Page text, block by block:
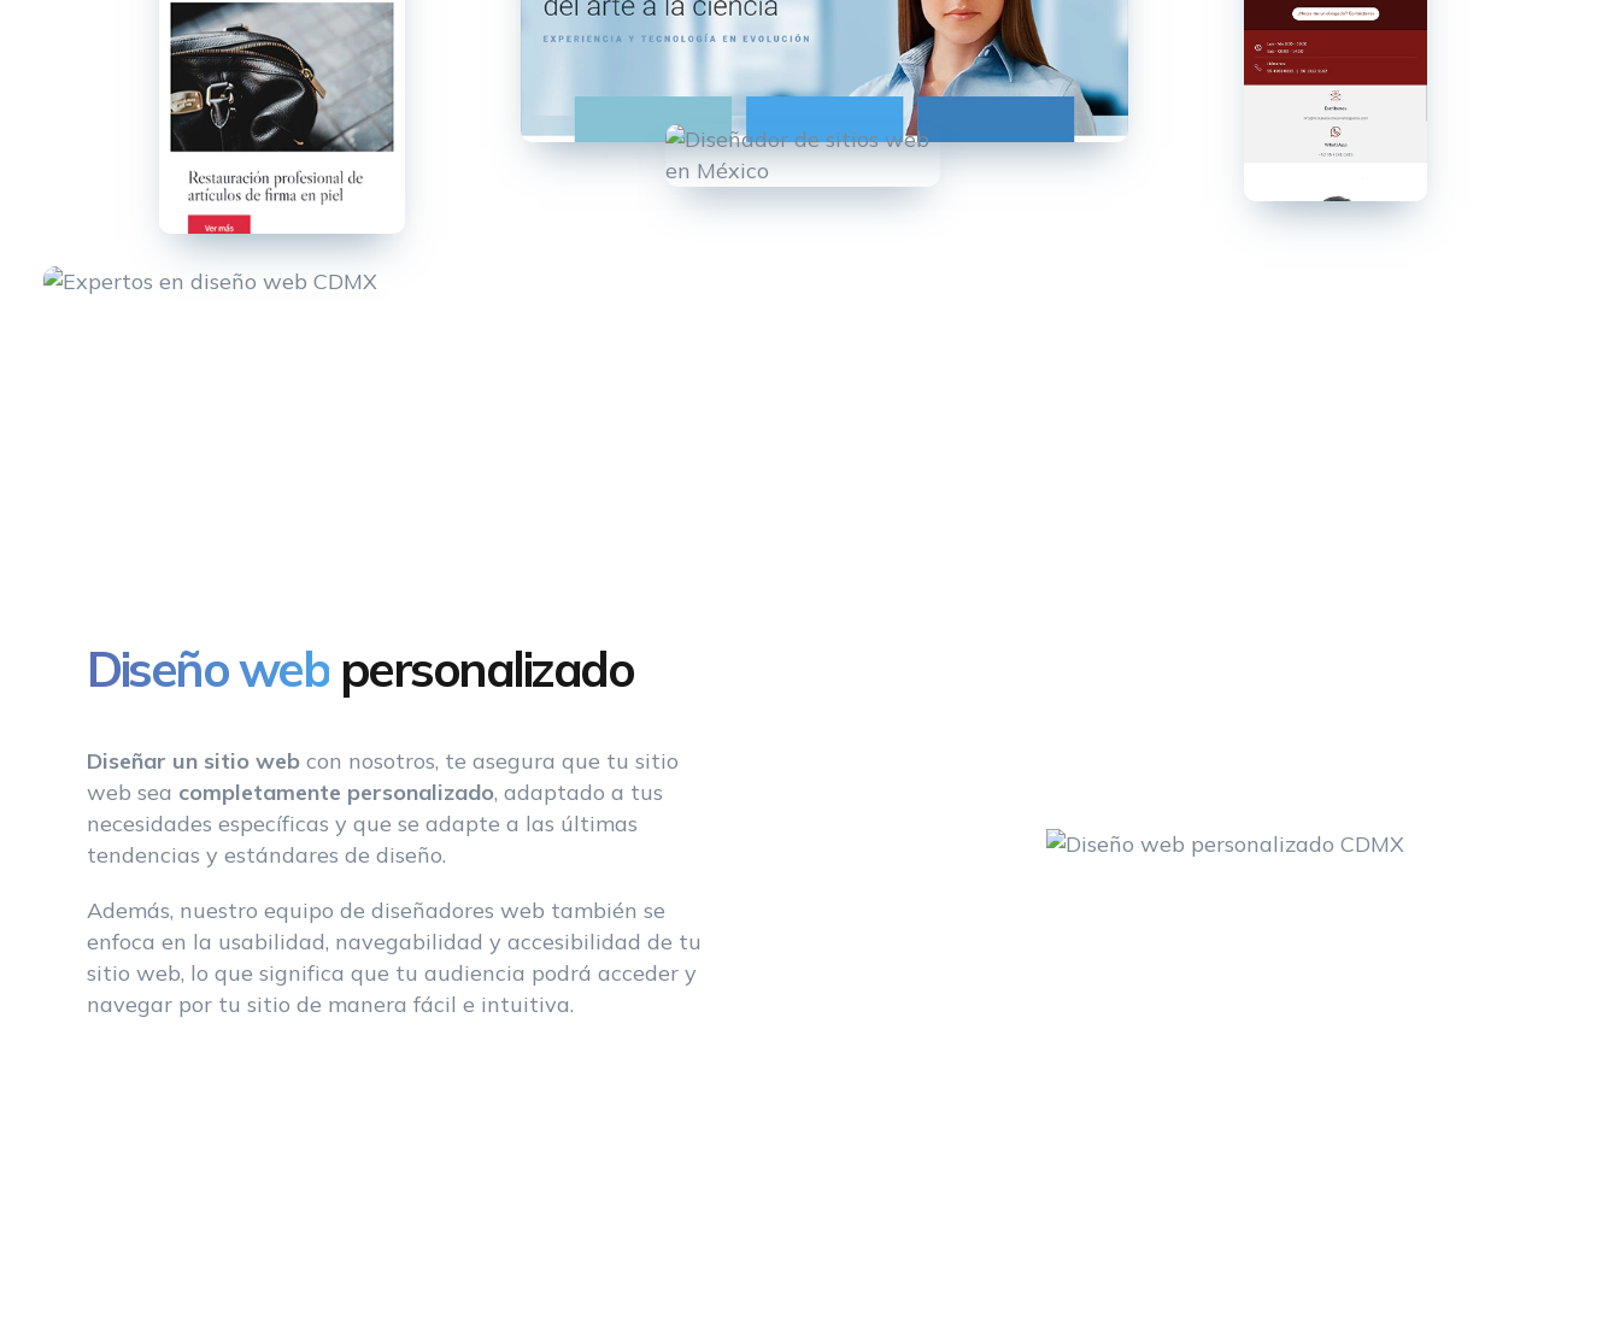
Diseño web personalizado
Diseñar un sitio web con nosotros, te asegura que tu sitio
web sea completamente personalizado, adaptado a tus
necesidades específicas y que se adapte a las últimas
tendencias y estándares de diseño.
Además, nuestro equipo de diseñadores web también se
enfoca en la usabilidad, navegabilidad y accesibilidad de tu
sitio web, lo que significa que tu audiencia podrá acceder y
navegar por tu sitio de manera fácil e intuitiva.